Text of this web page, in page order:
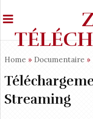
Home » Documentaire »
Streaming